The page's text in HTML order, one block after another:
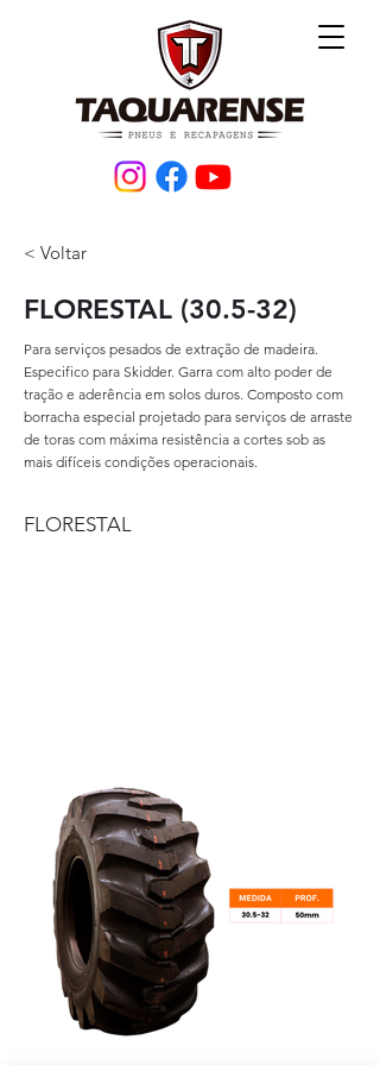
< Voltar
FLORESTAL (30.5-32)
Para serviços pesados de extração de madeira.
Especifico para Skidder. Garra com alto poder de
tração e aderência em solos duros. Composto com
borracha especial projetado para serviços de arraste
de toras com máxima resistência a cortes sob as
mais difíceis condições operacionais.
FLORESTAL